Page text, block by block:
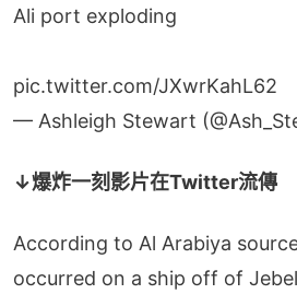
Ali port exploding
pic.twitter.com/JXwrKahL62
— Ashleigh Stewart
↓爆炸一刻影片在Twitter流傳
According to Al Arabiya
occurred on a ship off of